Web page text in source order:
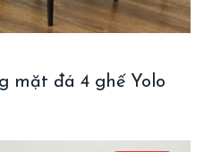
mặt đá 4 ghế Yolo